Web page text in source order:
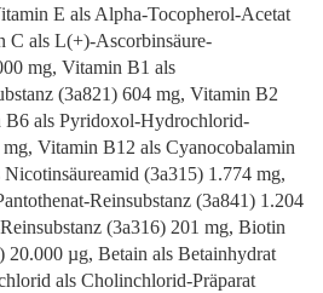
E als Alpha-Tocopherol-Acetat
C als L(+)-Ascorbinsäure-
mg, Vitamin B1 als
(3a821) 604 mg, Vitamin B2
B6 als Pyridoxol-Hydrochlorid-
Vitamin B12 als Cyanocobalamin
(3a315) 1.774 mg,
Reinsubstanz (3a841) 1.204
(3a316) 201 mg, Biotin
20.000 µg, Betain als Betainhydrat
als Cholinchlorid-Präparat